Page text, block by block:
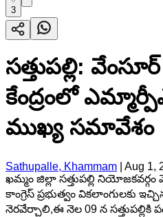
3
సత్తుపల్లి:
కేంద్రంలో
ముఖ్య సమావేశం
Sathupalle, Khammam
Aug 1,
ఖమ్మం జిల్లా సత్తుపల్లి
కాంగ్రెస్ ప్రభుత్వం వికలాంగులకు
నెరవేర్చాలి,ఈ నెల 09 న సత్తుపల్లికి